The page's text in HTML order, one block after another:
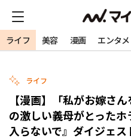
ライフ 美容 漫画 エンタメ
ライフ
【漫画】「私がお嫁さ
の激しい義母がとった
入らないで』ダイジェス